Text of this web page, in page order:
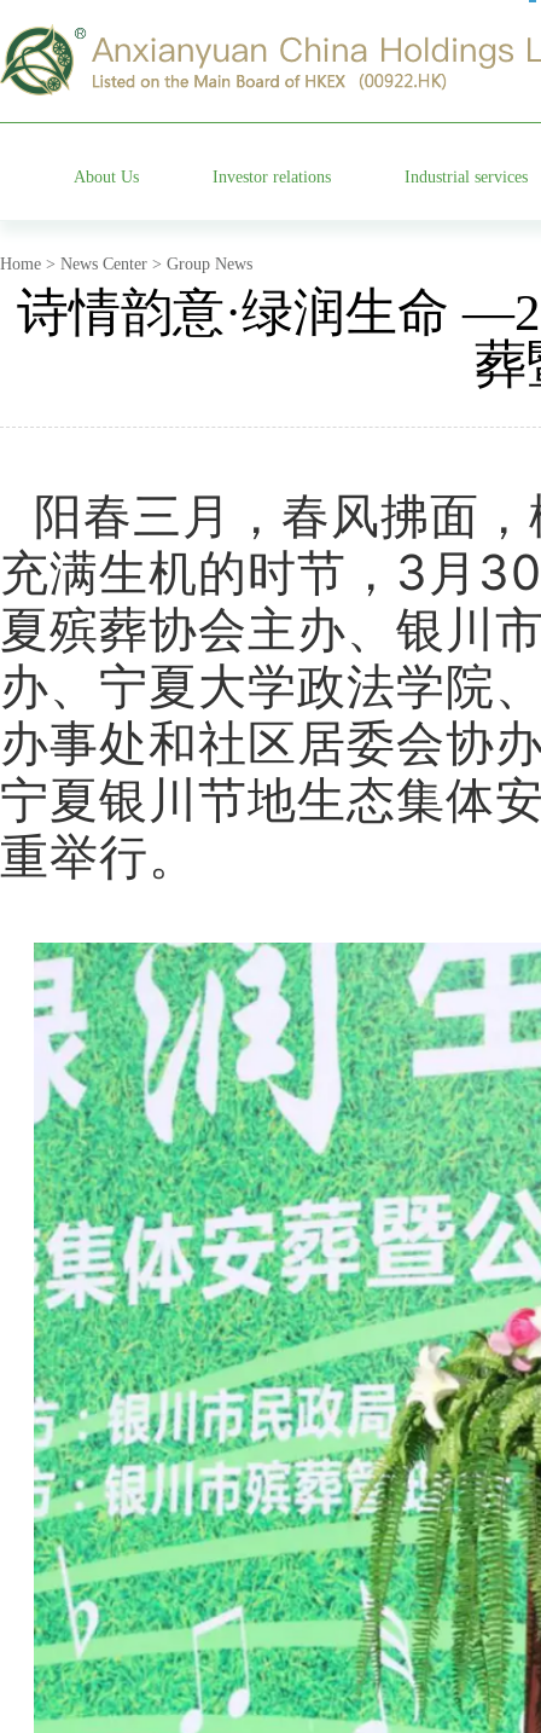
About Us
Management team
Company honor
Investor relations
Company announcements
Investor services
Monthly report form
Industrial services
Characteristic garden
Funeral etiquette
Home > News Center > Group News
诗情韵意·绿润生命
葬
阳春三月，春风拂面
充满生机的时节，3月
夏殡葬协会主办、银川
办、宁夏大学政法学院
办事处和社区居委会协
宁夏银川节地生态集体
重举行。